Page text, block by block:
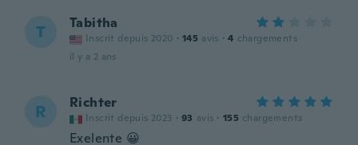
T Tabitha
Inscrit depuis 2020 · 145 avis · 4 chargements
il y a 2 ans
R Richter
Inscrit depuis 2023 · 93 avis · 155 chargements
Exelente 😀